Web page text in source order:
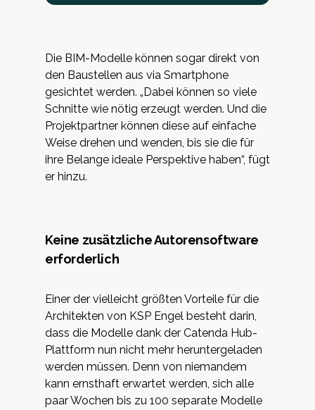
Die BIM-Modelle können sogar direkt von
den Baustellen aus via Smartphone
gesichtet werden. „Dabei können so viele
Schnitte wie nötig erzeugt werden. Und die
Projektpartner können diese auf einfache
Weise drehen und wenden, bis sie die für
ihre Belange ideale Perspektive haben“, fügt
er hinzu.
Keine zusätzliche Autorensoftware
erforderlich
Einer der vielleicht größten Vorteile für die
Architekten von KSP Engel besteht darin,
dass die Modelle dank der Catenda Hub-
Plattform nun nicht mehr heruntergeladen
werden müssen. Denn von niemandem
kann ernsthaft erwartet werden, sich alle
paar Wochen bis zu 100 separate Modelle